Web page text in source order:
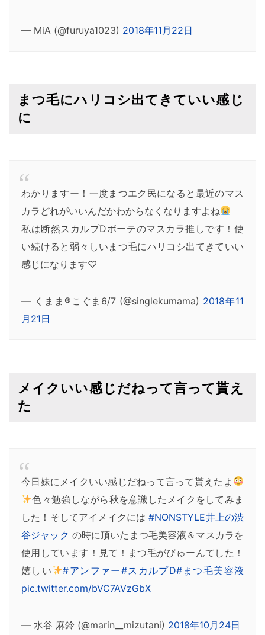
— MiA (@furuya1023) 2018年11月22日
まつ毛にハリコシ出てきていい感じ
に
わかりますー！一度まつエク民になると最近のマス
カラどれがいいんだかわからなくなりますよね
私は断然スカルプDボーテのマスカラ推しです！使
い続けると弱々しいまつ毛にハリコシ出てきていい
感じになります♡
— くまま®こぐま6/7 (@singlekumama) 2018年11
月21日
メイクいい感じだねって言って貰え
た
今日妹にメイクいい感じだねって言って貰えたよ
色々勉強しながら秋を意識したメイクをしてみま
した！そしてアイメイクには#NONSTYLE井上の渋
谷ジャック の時に頂いたまつ毛美容液＆マスカラを
使用しています！見て！まつ毛がびゅーんてした！
嬉しい
#アンファー#スカルプD#まつ毛美容液
pic.twitter.com/bVC7AVzGbX
— 水谷 麻鈴 (@marin__mizutani) 2018年10月24日